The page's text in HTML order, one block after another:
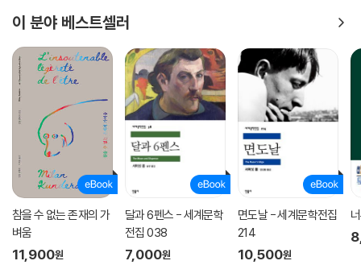
이 분야 베스트셀러
참을 수 없는 존재의 가
벼움
11,900원
달과 6펜스 - 세계문학
전집 038
7,000원
면도날 - 세계문학전집
214
10,500원